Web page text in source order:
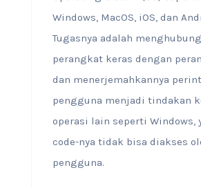
Windows, MacOS, iOS, dan
Tugasnya adalah
perangkat keras dengan
dan menerjemahkannya
pengguna menjadi tindakan
operasi lain seperti Windows,
code-nya tidak bisa diakses
pengguna.